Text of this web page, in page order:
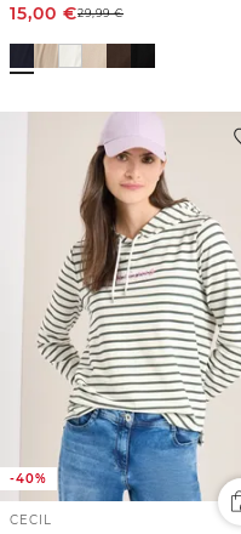
15,00 €29,99€
-40%
CECIL